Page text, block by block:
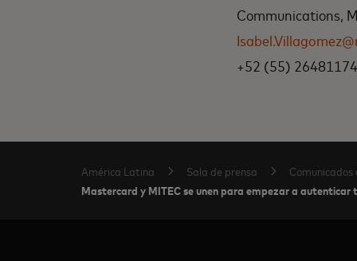
Communications,
+52 (55) 26481174
América Latina Sala de prensa Comunicados
Mastercard y MITEC se unen para empezar a autenticar